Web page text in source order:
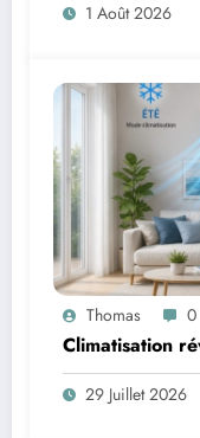
1 Août 2026
Thomas 0
Climatisation
29 Juillet 2026